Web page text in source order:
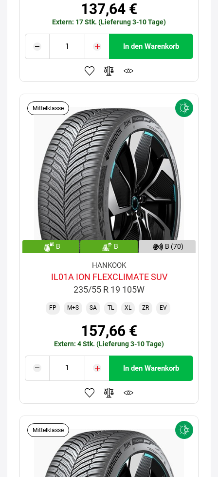
137,64 €
Extern: 17 Stk. (Lieferung 3-10 Tage)
In den Warenkorb
Mittelklasse
B B B (70)
HANKOOK
IL01A ION FLEXCLIMATE SUV
235/55 R 19 105W
FP M+S SA TL XL ZR EV
157,66 €
Extern: 4 Stk. (Lieferung 3-10 Tage)
In den Warenkorb
Mittelklasse